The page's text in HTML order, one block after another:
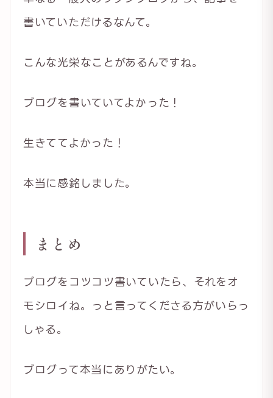
書いていただけるなんて。
こんな光栄なことがあるんですね。
ブログを書いていてよかった！
生きててよかった！
本当に感銘しました。
まとめ
ブログをコツコツ書いていたら、それをオ
モシロイね。っと言ってくださる方がいらっ
しゃる。
ブログって本当にありがたい。